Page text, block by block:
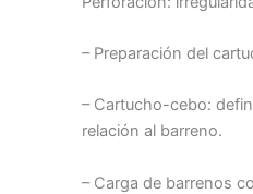
– Preparación del
– Cartucho-cebo:
relación al barreno.
– Carga de barrenos